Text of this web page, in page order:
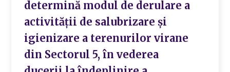
determină modul de derulare a
activității de salubrizare și
igienizare a terenurilor virane
din Sectorul 5, în vederea